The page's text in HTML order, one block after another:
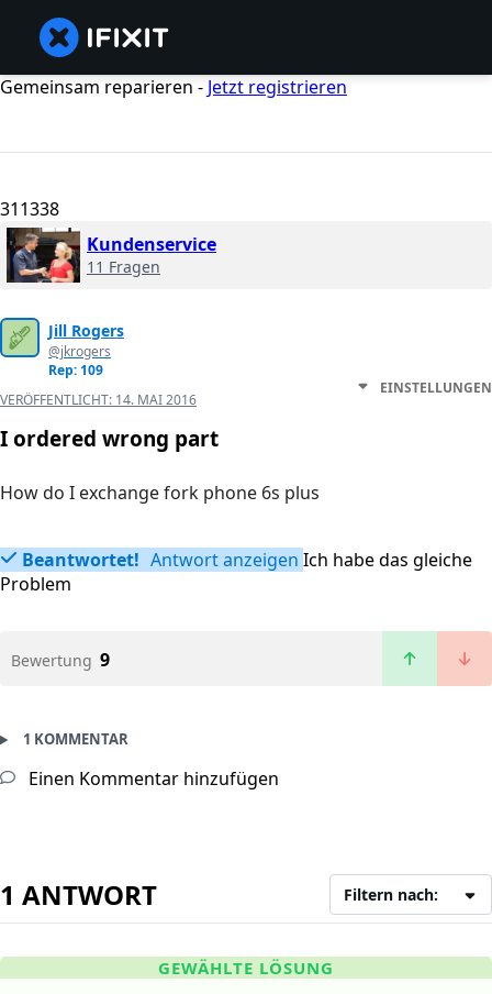
Gemeinsam reparieren - Jetzt registrieren
311338
Kundenservice
11 Fragen
Jill Rogers
@jkrogers
Rep: 109
VERÖFFENTLICHT: 14. MAI 2016
EINSTELLUNGEN
I ordered wrong part
How do I exchange fork phone 6s plus
Beantwortet! Antwort anzeigen Ich habe das gleiche
Problem
Bewertung 9
1 KOMMENTAR
Einen Kommentar hinzufügen
1 ANTWORT Filtern nach:
GEWÄHLTE LÖSUNG